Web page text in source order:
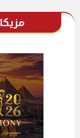
مزيكا